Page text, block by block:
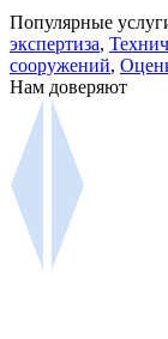
Популярные
экспертиза,
сооружений,
Нам доверяют